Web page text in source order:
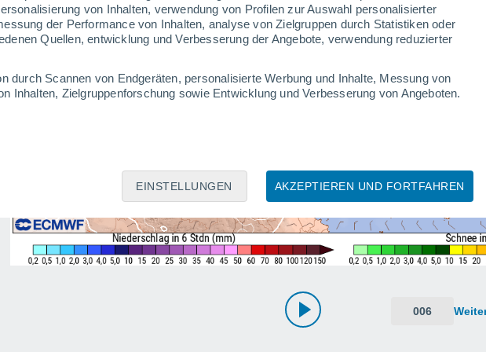
von Inhalten, verwendung von Profilen zur Auswahl personalisierter
der Performance von Inhalten, analyse von Zielgruppen durch Statistiken oder
Quellen, entwicklung und Verbesserung der Angebote, verwendung reduzierter
durch Scannen von Endgeräten, personalisierte Werbung und Inhalte, Messung von
Inhalten, Zielgruppenforschung sowie Entwicklung und Verbesserung von Angeboten.
AKZEPTIEREN UND FORTFAHREN
EINSTELLUNGEN
006